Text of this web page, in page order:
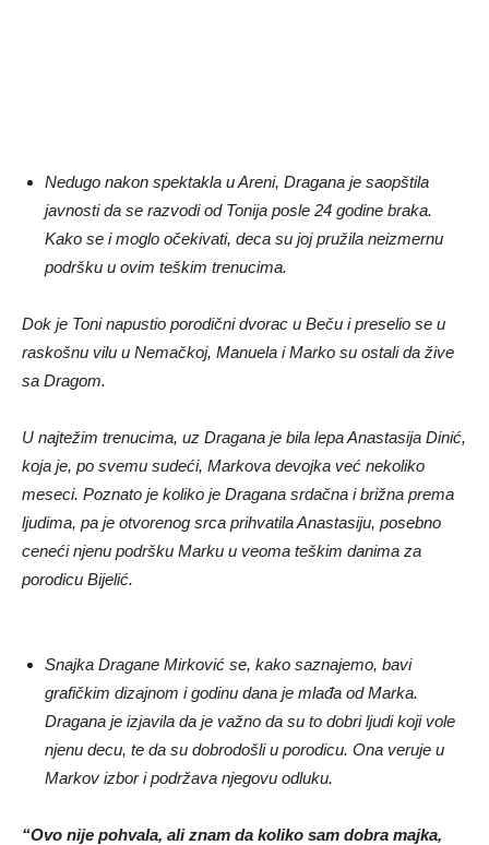
Nedugo nakon spektakla u Areni, Dragana je saopštila
javnosti da se razvodi od Tonija posle 24 godine braka.
Kako se i moglo očekivati, deca su joj pružila neizmernu
podršku u ovim teškim trenucima.
Dok je Toni napustio porodični dvorac u Beču i preselio se u
raskošnu vilu u Nemačkoj, Manuela i Marko su ostali da žive
sa Dragom.
U najtežim trenucima, uz Dragana je bila lepa Anastasija Dinić,
koja je, po svemu sudeći, Markova devojka već nekoliko
meseci. Poznato je koliko je Dragana srdačna i brižna prema
ljudima, pa je otvorenog srca prihvatila Anastasiju, posebno
ceneći njenu podršku Marku u veoma teškim danima za
porodicu Bijelić.
Snajka Dragane Mirković se, kako saznajemo, bavi
grafičkim dizajnom i godinu dana je mlađa od Marka.
Dragana je izjavila da je važno da su to dobri ljudi koji vole
njenu decu, te da su dobrodošli u porodicu. Ona veruje u
Markov izbor i podržava njegovu odluku.
“Ovo nije pohvala, ali znam da koliko sam dobra majka,